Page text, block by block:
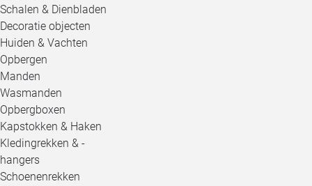
Schalen & Dienbladen
Decoratie objecten
Huiden & Vachten
Opbergen
Manden
Wasmanden
Opbergboxen
Kapstokken & Haken
Kledingrekken & -
hangers
Schoenenrekken